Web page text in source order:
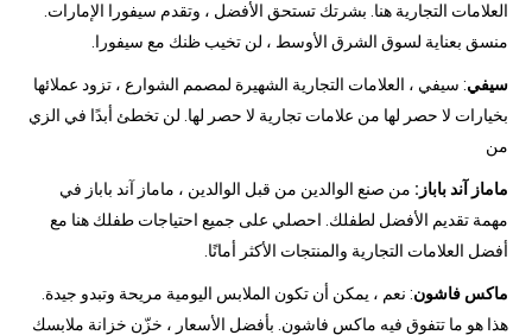
العلامات التجارية هنا. بشرتك تستحق الأفضل ، وتقدم سيفورا الإمارات.
منسق بعناية لسوق الشرق الأوسط ، لن تخيب ظنك مع سيفورا.
سيفي: سيفي ، العلامات التجارية الشهيرة لمصمم الشوارع ، تزود عملائها
بخيارات لا حصر لها من علامات تجارية لا حصر لها. لن تخطئ أبدًا في الزي
من
ماماز آند باباز: من صنع الوالدين من قبل الوالدين ، ماماز آند باباز في
مهمة تقديم الأفضل لطفلك. احصلي على جميع احتياجات طفلك هنا مع
أفضل العلامات التجارية والمنتجات الأكثر أمانًا.
ماكس فاشون: نعم ، يمكن أن تكون الملابس اليومية مريحة وتبدو جيدة.
هذا هو ما تتفوق فيه ماكس فاشون. بأفضل الأسعار ، خزّن خزانة ملابسك